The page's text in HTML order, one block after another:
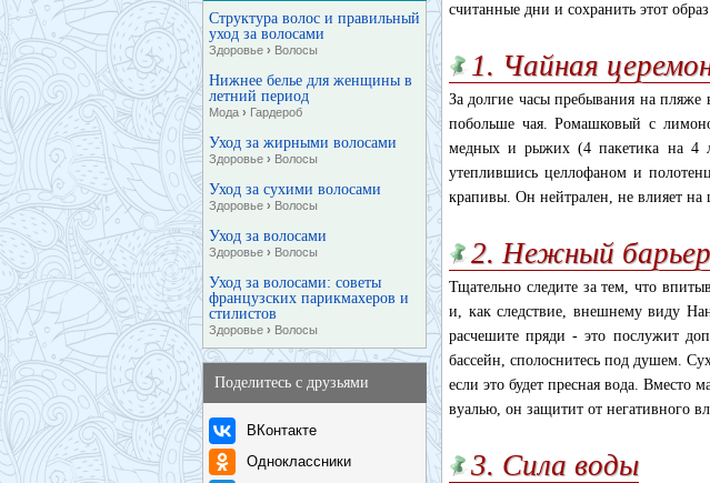
Структура волос и правильный
уход за волосами
Здоровье › Волосы
Нижнее белье для женщины в
летний период
Мода › Гардероб
Уход за жирными волосами
Здоровье › Волосы
Уход за сухими волосами
Здоровье › Волосы
Уход за волосами
Здоровье › Волосы
Уход за волосами: советы
французских парикмахеров и
стилистов
Здоровье › Волосы
Поделитесь с друзьями
ВКонтакте
Одноклассники
считанные дни и сохранить этот
1. Чайная
За долгие часы пребывания на пляже
побольше чая. Ромашковый с
медных и рыжих (4 пакетика на 4
утеплившись целлофаном и
крапивы. Он нейтрален, не влияет на
2. Нежный барьер
Тщательно следите за тем, что
и, как следствие, внешнему виду
расчешите пряди - это послужит
бассейн, сполоснитесь под душем.
если это будет пресная вода.
вуалью, он защитит от негативного
3. Сила воды